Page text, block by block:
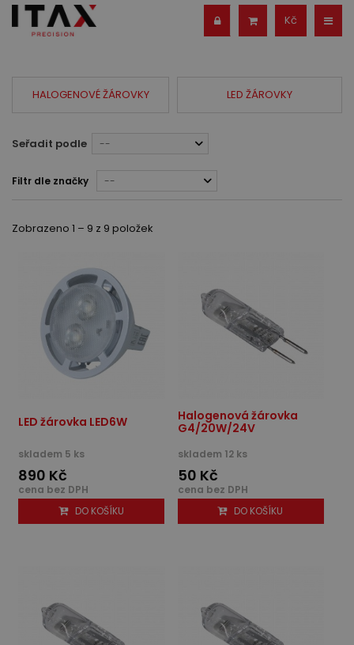
Kč
HALOGENOVÉ ŽÁROVKY LED ŽÁROVKY
Seřadit podle --
Filtr dle značky --
Zobrazeno 1 – 9 z 9 položek
LED žárovka LED6W
skladem 5 ks
890 Kč
cena bez DPH
DO KOŠÍKU
Halogenová žárovka
G4/20W/24V
skladem 12 ks
50 Kč
cena bez DPH
DO KOŠÍKU